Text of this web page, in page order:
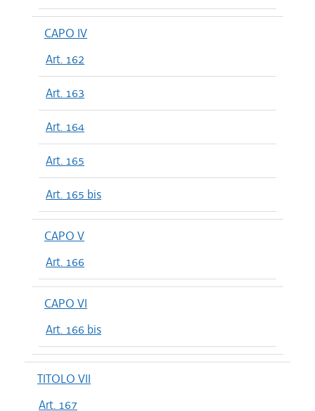
CAPO IV
Art. 162
Art. 163
Art. 164
Art. 165
Art. 165 bis
CAPO V
Art. 166
CAPO VI
Art. 166 bis
TITOLO VII
Art. 167